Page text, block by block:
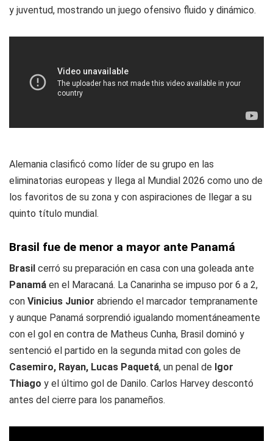
y juventud, mostrando un juego ofensivo fluido y dinámico.
Alemania clasificó como líder de su grupo en las
eliminatorias europeas y llega al Mundial 2026 como uno de
los favoritos de su zona y con aspiraciones de llegar a su
quinto título mundial.
Brasil fue de menor a mayor ante Panamá
Brasil cerró su preparación en casa con una goleada ante
Panamá en el Maracaná. La Canarinha se impuso por 6 a 2,
con Vinicius Junior abriendo el marcador tempranamente
y aunque Panamá sorprendió igualando momentáneamente
con el gol en contra de Matheus Cunha, Brasil dominó y
sentenció el partido en la segunda mitad con goles de
Casemiro, Rayan, Lucas Paquetá, un penal de Igor
Thiago y el último gol de Danilo. Carlos Harvey descontó
antes del cierre para los panameños.